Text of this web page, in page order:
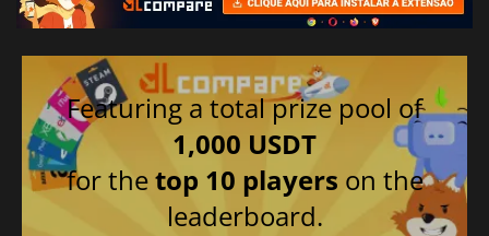
Featuring a total prize pool of
1,000 USDT
for thetop 10 players on the
leaderboard.